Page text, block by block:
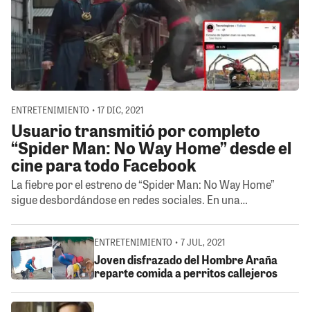
ENTRETENIMIENTO • 17 DIC, 2021
Usuario transmitió por completo
“Spider Man: No Way Home” desde el
cine para todo Facebook
La fiebre por el estreno de “Spider Man: No Way Home”
sigue desbordándose en redes sociales. En una…
ENTRETENIMIENTO • 7 JUL, 2021
Joven disfrazado del Hombre Araña
reparte comida a perritos callejeros